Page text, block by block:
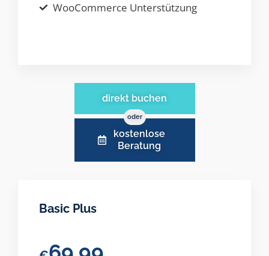
WooCommerce Unterstützung
direkt buchen
oder
kostenlose
Beratung
Basic Plus